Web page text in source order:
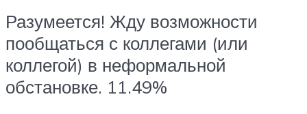
Разумеется! Жду возможности
пообщаться с коллегами (или
коллегой) в неформальной
обстановке. 11.49%